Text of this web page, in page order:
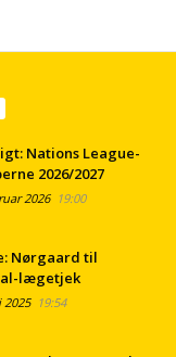
Nations League-
2026/2027
202619:00
Nørgaard til
lægetjek
202519:54